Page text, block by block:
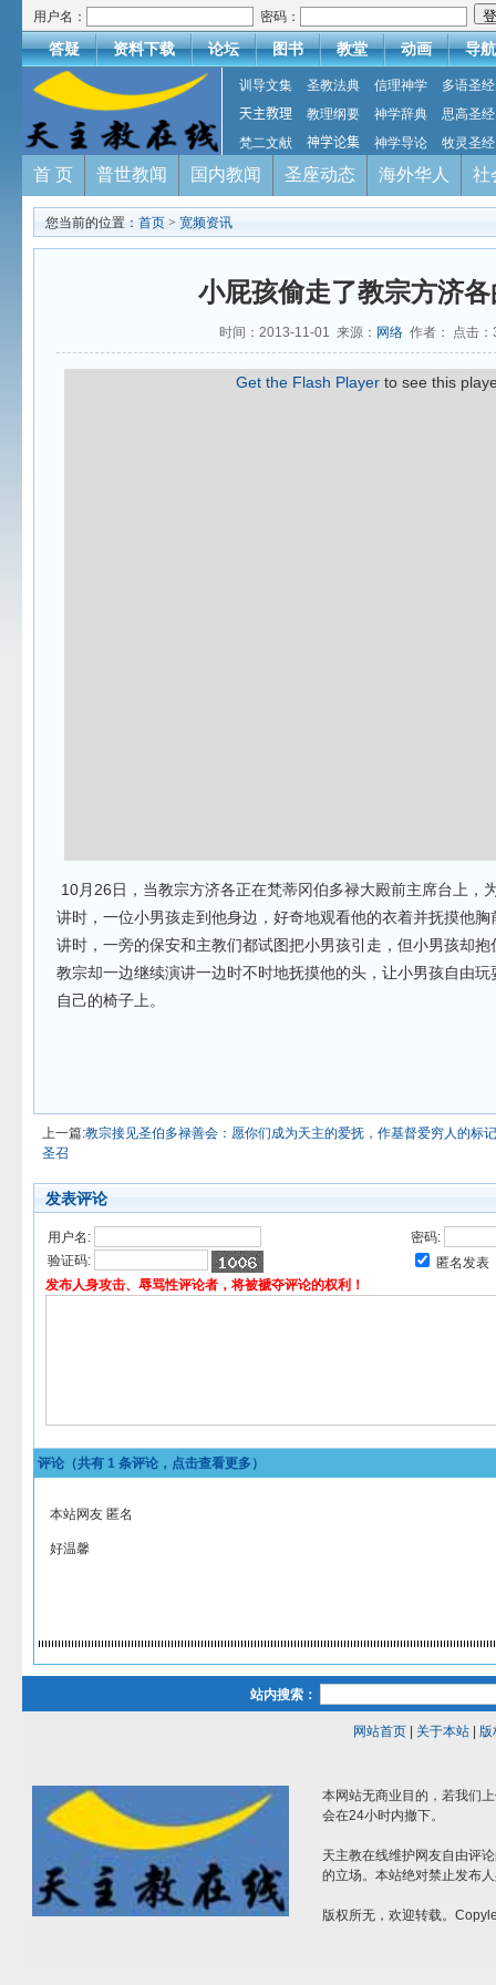
用户名： 密码：
答疑 资料下载 论坛 图书 教堂 动画 导航
训导文集 圣教法典 信理神学
多语圣经
天主教理
教理纲要 神学辞典
思高圣经
梵二文献
神学论集 神学导论 牧灵圣经
首 页 普世教闻 国内教闻 圣座动态 海外华人 社
您当前的位置： 首页 > 宽频资讯
小屁孩偷走了教宗方济
时间：2013-11-01 来源： 网络作者： 点击：
Get the Flash Playerto see this
10月26日，当教宗方济各正在梵蒂冈伯多禄大殿前主席台上，
讲时，一位小男孩走到他身边，好奇地观看他的衣着并抚摸他
讲时，一旁的保安和主教们都试图把小男孩引走，但小男孩却
教宗却一边继续演讲一边时不时地抚摸他的头，让小男孩自由
自己的椅子上。
上一篇:教宗接见圣伯多禄善会：愿你们成为天主的爱抚，作基督爱穷人的标记
圣召
发表评论
用户名:
密码:
验证码:
匿名发表
发布人身攻击、辱骂性评论者，将被褫夺评论的权利！
评论（共有 1 条评论，点击查看更多）
本站网友 匿名
好温馨
站内搜索：
网站首页| 关于本站| 版
本网站无商业目的，若我们
会在24小时内撤下。
天主教在线维护网友自由评
的立场。本站绝对禁止发布
版权所无，欢迎转载。